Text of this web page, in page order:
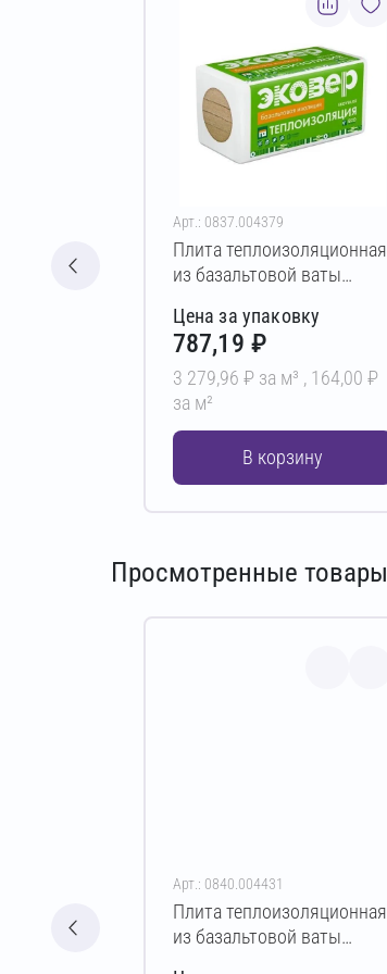
Арт.: 0837.004379
Плита теплоизоляционная
из базальтовой ваты
50х600х1000 мм
Цена за упаковку
787,19 ₽
3 279,96 ₽ за м³ , 164,00 ₽
за м²
В корзину
Просмотренные товары
Арт.: 0840.004431
Плита теплоизоляционная
из базальтовой ваты